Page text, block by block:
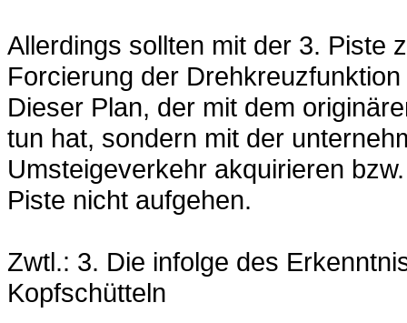
Allerdings sollten mit der 3. Piste
Forcierung der
Dieser Plan, der mit dem
tun hat, sondern mit der
Umsteigeverkehr akquirieren
Piste nicht aufgehen.
Zwtl.: 3. Die infolge des
Kopfschütteln